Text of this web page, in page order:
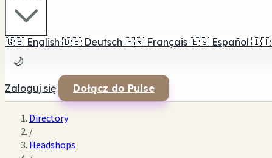
🇬🇧 English 🇩🇪 Deutsch 🇫🇷 Français 🇪🇸 Español 🇮🇹
🌙
Zaloguj się Dołącz do Pulse
Directory
/
Headshops